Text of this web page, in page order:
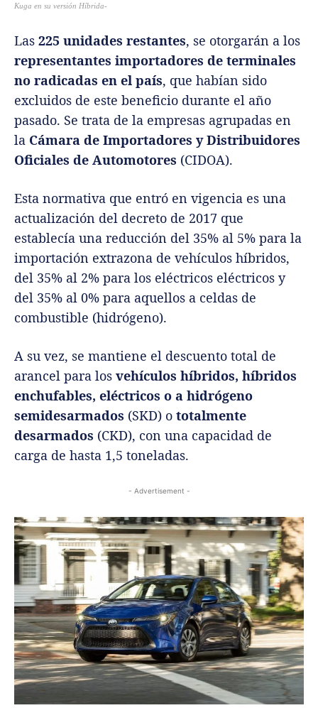
Kuga en su versión Híbrida-
Las 225 unidades restantes, se otorgarán a los
representantes importadores de terminales
no radicadas en el país, que habían sido
excluidos de este beneficio durante el año
pasado. Se trata de la empresas agrupadas en
la Cámara de Importadores y Distribuidores
Oficiales de Automotores (CIDOA).
Esta normativa que entró en vigencia es una
actualización del decreto de 2017 que
establecía una reducción del 35% al 5% para la
importación extrazona de vehículos híbridos,
del 35% al 2% para los eléctricos eléctricos y
del 35% al 0% para aquellos a celdas de
combustible (hidrógeno).
A su vez, se mantiene el descuento total de
arancel para los vehículos híbridos, híbridos
enchufables, eléctricos o a hidrógeno
semidesarmados (SKD) o totalmente
desarmados (CKD), con una capacidad de
carga de hasta 1,5 toneladas.
- Advertisement -